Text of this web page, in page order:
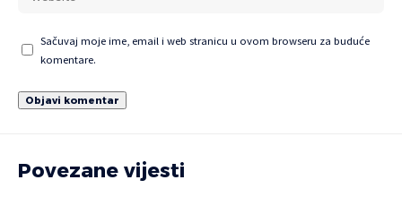
Sačuvaj moje ime, email i web stranicu u ovom browseru za buduće
komentare.
Povezane vijesti